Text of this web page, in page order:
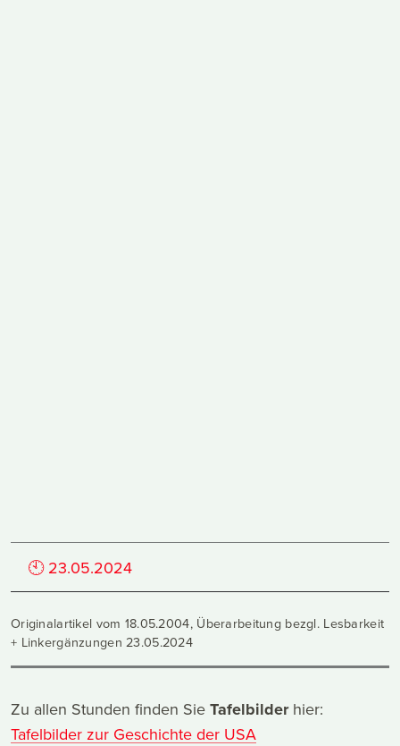
🕙 23.05.2024
Originalartikel vom 18.05.2004, Überarbeitung bezgl. Lesbarkeit
+ Linkergänzungen 23.05.2024
Zu allen Stunden finden Sie Tafelbilderhier:
Tafelbilder zur Geschichte der USA